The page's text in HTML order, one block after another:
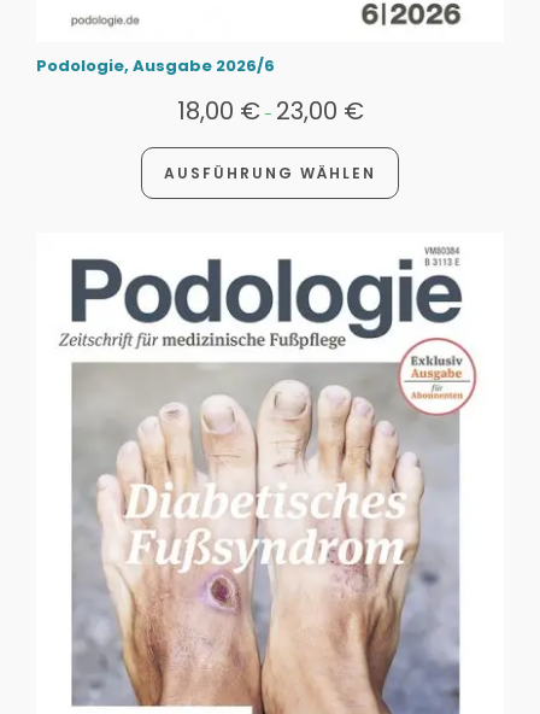
Podologie, Ausgabe 2026/6
18,00 €- 23,00 €
AUSFÜHRUNG WÄHLEN